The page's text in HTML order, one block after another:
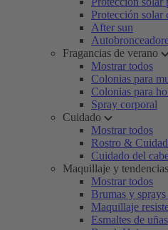
Protección solar
After sun
Fragancias de verano
Mostrar todos
Colonias para
Colonias para
Spray corporal
Cuidado
Mostrar todos
Rostro &
Cuidado del
Maquillaje y
Mostrar todos
Brumas y
Maquillaje
Esmaltes de uñas